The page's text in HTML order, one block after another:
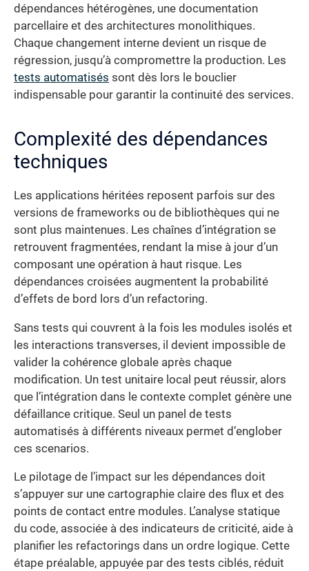
dépendances hétérogènes, une documentation
parcellaire et des architectures monolithiques.
Chaque changement interne devient un risque de
régression, jusqu’à compromettre la production. Les
tests automatisés sont dès lors le bouclier
indispensable pour garantir la continuité des services.
Complexité des dépendances
techniques
Les applications héritées reposent parfois sur des
versions de frameworks ou de bibliothèques qui ne
sont plus maintenues. Les chaînes d’intégration se
retrouvent fragmentées, rendant la mise à jour d’un
composant une opération à haut risque. Les
dépendances croisées augmentent la probabilité
d’effets de bord lors d’un refactoring.
Sans tests qui couvrent à la fois les modules isolés et
les interactions transverses, il devient impossible de
valider la cohérence globale après chaque
modification. Un test unitaire local peut réussir, alors
que l’intégration dans le contexte complet génère une
défaillance critique. Seul un panel de tests
automatisés à différents niveaux permet d’englober
ces scenarios.
Le pilotage de l’impact sur les dépendances doit
s’appuyer sur une cartographie claire des flux et des
points de contact entre modules. L’analyse statique
du code, associée à des indicateurs de criticité, aide à
planifier les refactorings dans un ordre logique. Cette
étape préalable, appuyée par des tests ciblés, réduit